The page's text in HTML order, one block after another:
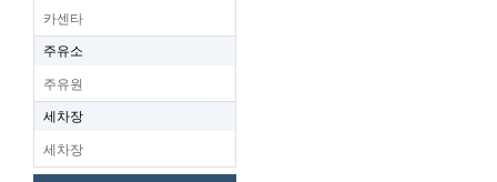
카센타
주유소
주유원
세차장
세차장